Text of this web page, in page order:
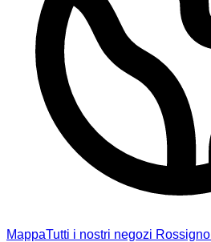
MappaTutti i nostri negozi Rossignol